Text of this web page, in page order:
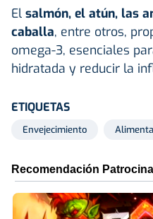
El salmón, el atún, las
caballa, entre otros,
omega-3, esenciales
hidratada y reducir la
ETIQUETAS
Envejecimiento